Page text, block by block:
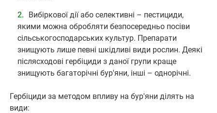
Вибіркової дії або селективні – пестициди,
якими можна обробляти безпосередньо посіви
сільськогосподарських культур. Препарати
знищують лише певні шкідливі види рослин. Деякі
післясходові гербіциди з даної групи краще
знищують багаторічні бур'яни, інші – однорічні.
Гербіциди за методом впливу на бур'яни ділять на
види: